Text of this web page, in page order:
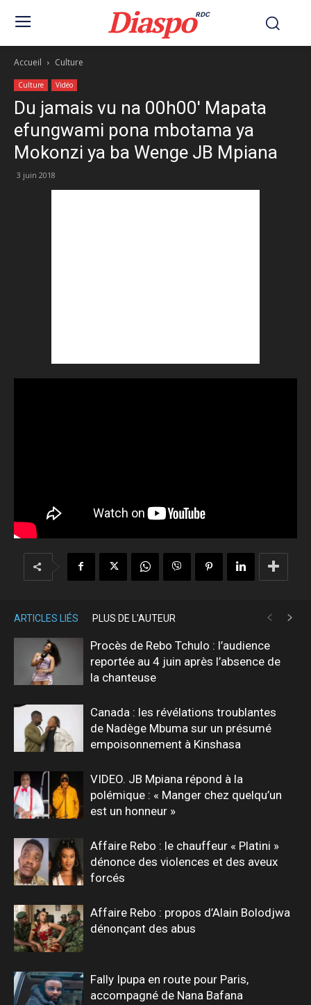
DiaspoRDC
Accueil Culture
Culture Vidéo
Du jamais vu na 00h00′ Mapata
efungwami pona mbotama ya
Mokonzi ya ba Wenge JB Mpiana
3 juin 2018
ARTICLES LIÉS PLUS DE L'AUTEUR
Procès de Rebo Tchulo : l’audience
reportée au 4 juin après l’absence de
la chanteuse
Canada : les révélations troublantes
de Nadège Mbuma sur un présumé
empoisonnement à Kinshasa
VIDEO. JB Mpiana répond à la
polémique : « Manger chez quelqu’un
est un honneur »
Affaire Rebo : le chauffeur « Platini »
dénonce des violences et des aveux
forcés
Affaire Rebo : propos d’Alain Bolodjwa
dénonçant des abus
Fally Ipupa en route pour Paris,
accompagné de Nana Bafana